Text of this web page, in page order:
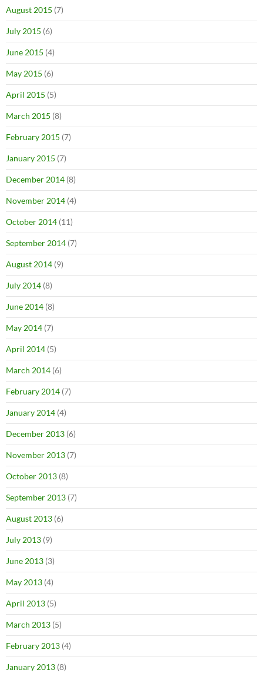
August 2015 (7)
July 2015 (6)
June 2015 (4)
May 2015 (6)
April 2015 (5)
March 2015 (8)
February 2015 (7)
January 2015 (7)
December 2014 (8)
November 2014 (4)
October 2014 (11)
September 2014 (7)
August 2014 (9)
July 2014 (8)
June 2014 (8)
May 2014 (7)
April 2014 (5)
March 2014 (6)
February 2014 (7)
January 2014 (4)
December 2013 (6)
November 2013 (7)
October 2013 (8)
September 2013 (7)
August 2013 (6)
July 2013 (9)
June 2013 (3)
May 2013 (4)
April 2013 (5)
March 2013 (5)
February 2013 (4)
January 2013 (8)